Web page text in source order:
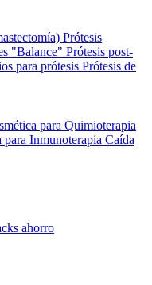
Prótesis
"Balance" Prótesis post-
para prótesis Prótesis de
para Quimioterapia
para Inmunoterapia Caída
ahorro